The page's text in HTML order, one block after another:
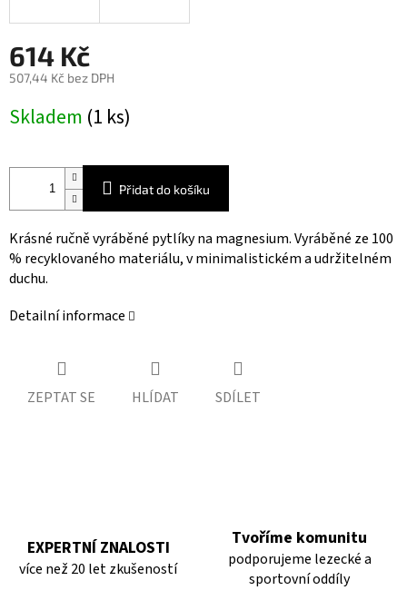
614 Kč
507,44 Kč bez DPH
cena:
Skladem (1 ks)
Přidat do košíku
Krásné ručně vyráběné pytlíky na magnesium. Vyráběné ze 100
% recyklovaného materiálu, v minimalistickém a udržitelném
duchu.
Detailní informace
ZEPTAT SE HLÍDAT SDÍLET
EXPERTNÍ ZNALOSTI
více než 20 let zkušeností
Tvoříme komunitu
podporujeme lezecké a
sportovní oddíly